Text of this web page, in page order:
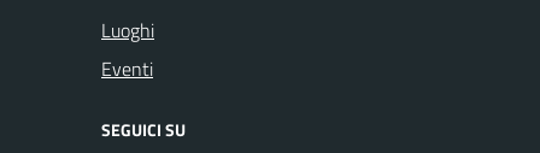
Luoghi
Eventi
SEGUICI SU